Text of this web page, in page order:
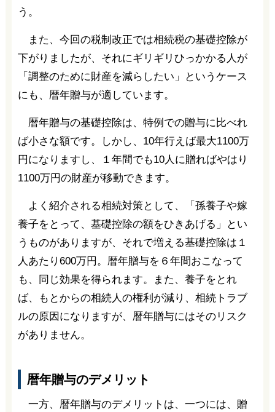
う。
また、今回の税制改正では相続税の基礎控除が
下がりましたが、それにギリギリひっかかる人が
「調整のために財産を減らしたい」というケース
にも、暦年贈与が適しています。
暦年贈与の基礎控除は、特例での贈与に比べれ
ば小さな額です。しかし、10年行えば最大1100万
円になりますし、１年間でも10人に贈ればやはり
1100万円の財産が移動できます。
よく紹介される相続対策として、「孫養子や嫁
養子をとって、基礎控除の額をひきあげる」とい
うものがありますが、それで増える基礎控除は１
人あたり600万円。暦年贈与を６年間おこなって
も、同じ効果を得られます。また、養子をとれ
ば、もとからの相続人の権利が減り、相続トラブ
ルの原因になりますが、暦年贈与にはそのリスク
がありません。
暦年贈与のデメリット
一方、暦年贈与のデメリットは、一つには、贈